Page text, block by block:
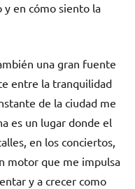
en cómo siento la
una gran fuente
entre la tranquilidad
de la ciudad me
es un lugar donde el
en los conciertos,
motor que me impulsa
y a crecer como